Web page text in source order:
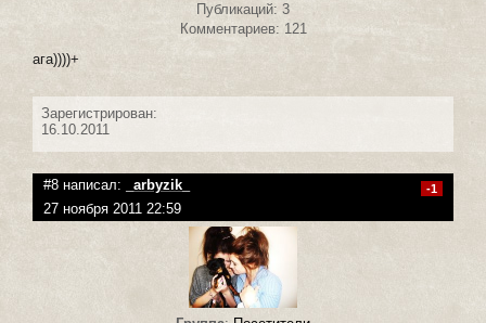
Публикаций: 3
Комментариев: 121
ага))))+
Зарегистрирован:
16.10.2011
#8 написал: _arbyzik_ -1
27 ноября 2011 22:59